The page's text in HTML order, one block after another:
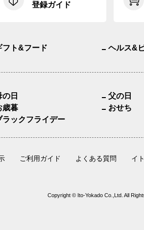
登録ガイド
フト&フード ヘルス&
の日 父の日
歳暮
おせち
ラックフライデー
ご利用ガイド よくある質問 イ
Copyright © Ito-Yokado Co.,Ltd. All